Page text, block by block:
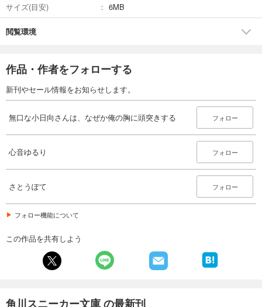
サイズ(目安)
6MB
閲覧環境
作品・作者をフォローする
新刊やセール情報をお知らせします。
無口な小日向さんは、なぜか俺の胸に頭突きする フォロー
心音ゆるり フォロー
さとうぽて フォロー
フォロー機能について
この作品を共有しよう
角川スニーカー文庫 の最新刊